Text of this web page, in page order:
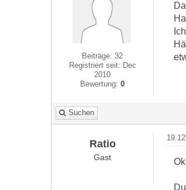
Beiträge: 32
Registriert seit: Dec
2010
Bewertung:0
Suchen
Ratio
Gast